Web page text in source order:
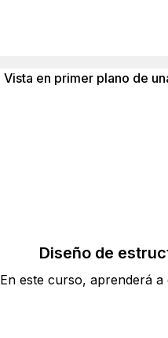
Diseño de
En este curso, aprenderá